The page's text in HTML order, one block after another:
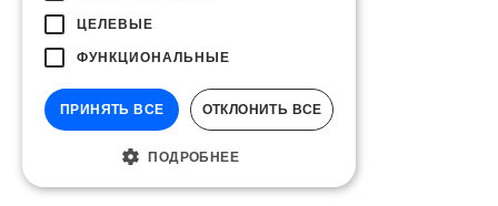
ЦЕЛЕВЫЕ
ФУНКЦИОНАЛЬНЫЕ
ПРИНЯТЬ ВСЕ ОТКЛОНИТЬ ВСЕ
ПОДРОБНЕЕ